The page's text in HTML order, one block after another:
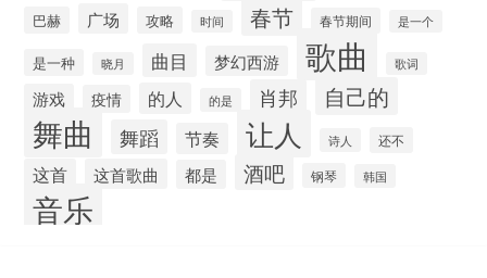
巴赫
广场 攻略 时间 春节 春节期间 是一个
是一种 晓月 曲目 梦幻西游 歌曲 歌词
游戏 疫情 的人 的是 肖邦 自己的
舞曲 舞蹈 节奏 让人 诗人 还不
这首 这首歌曲 都是 酒吧 钢琴 韩国
音乐